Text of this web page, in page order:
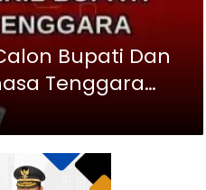
Bupati Dan
Tenggara